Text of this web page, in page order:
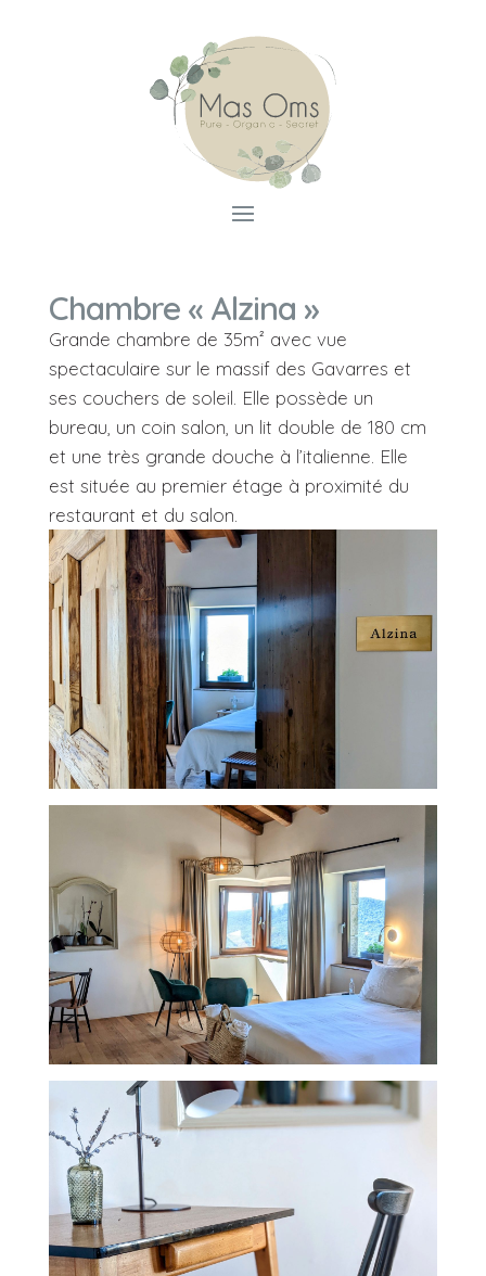
Chambre « Alzina »
Grande chambre de 35m² avec vue
spectaculaire sur le massif des Gavarres et
ses couchers de soleil. Elle possède un
bureau, un coin salon, un lit double de 180 cm
et une très grande douche à l’italienne. Elle
est située au premier étage à proximité du
restaurant et du salon.